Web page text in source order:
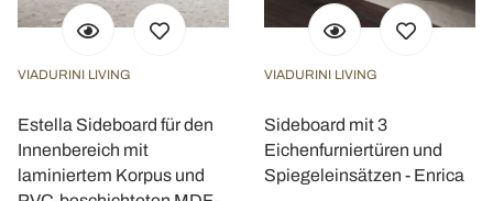
VIADURINI LIVING
Estella Sideboard für den
Innenbereich mit
laminiertem Korpus und
VIADURINI LIVING
Sideboard mit 3
Eichenfurniertüren und
Spiegeleinsätzen - Enrica